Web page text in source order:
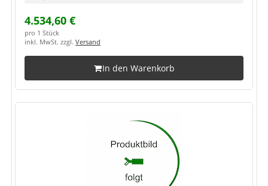
4.534,60 €
pro 1 Stück
inkl. MwSt. zzgl. Versand
In den Warenkorb